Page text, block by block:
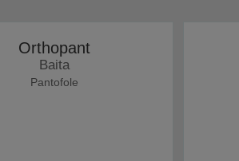
Orthopant
Baita
Pantofole